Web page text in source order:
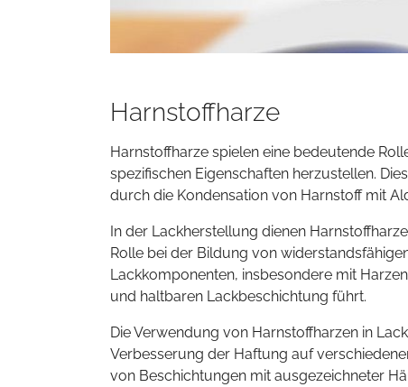
Harnstoffharze
Harnstoffharze spielen eine bedeutende
spezifischen Eigenschaften herzustellen.
durch die Kondensation von Harnstoff mit
In der Lackherstellung dienen
Rolle bei der Bildung von
Lackkomponenten, insbesondere mit
und haltbaren Lackbeschichtung führt.
Die Verwendung von Harnstoffharzen in
Verbesserung der Haftung auf
von Beschichtungen mit ausgezeichneter